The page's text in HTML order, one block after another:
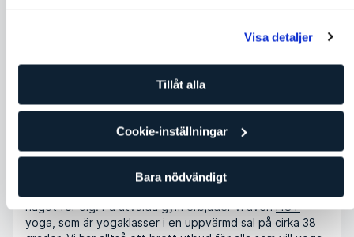
Visa detaljer
Tillåt alla
Cookie-inställningar
Bara nödvändigt
Yogaklasser för kropp och
sinne
minska stress och förbättra det allmänna välbefinnandet.
Hos oss hittar du klasser som passar både för dig som är
länge. Oavsett om du föredrar lugna yogaklasser somYin
Gentle Flow, till mer krävande och dynamiska
något för dig. På utvalda gym erbjuder vi ävenHOT
yoga , som är yogaklasser i en uppvärmd sal på cirka 38